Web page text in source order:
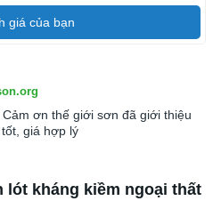
giá của bạn
ơn thế giới sơn đã giới thiệu
giá hợp lý
lót kháng kiềm ngoại thất